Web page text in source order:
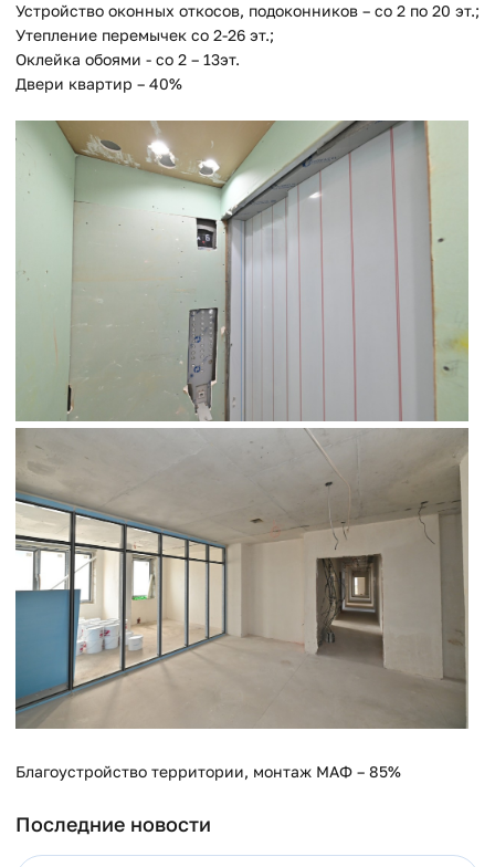
Устройство оконных откосов, подоконников – со 2 по 20 эт.;
Утепление перемычек со 2-26 эт.;
Оклейка обоями - со 2 – 13эт.
Двери квартир – 40%
Благоустройство территории, монтаж МАФ – 85%
Последние новости